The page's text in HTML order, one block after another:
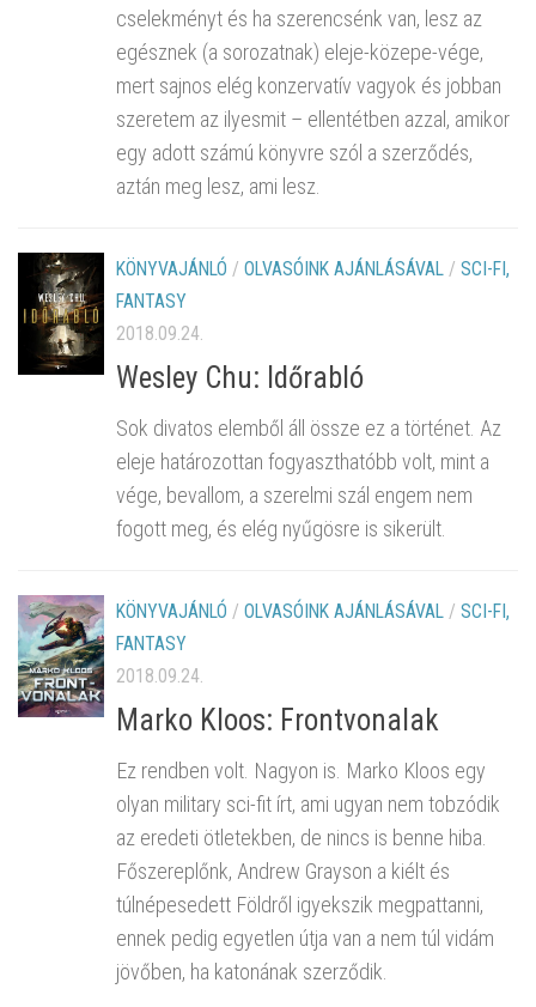
cselekményt és ha szerencsénk van, lesz az
egésznek (a sorozatnak) eleje-közepe-vége,
mert sajnos elég konzervatív vagyok és jobban
szeretem az ilyesmit – ellentétben azzal, amikor
egy adott számú könyvre szól a szerződés,
aztán meg lesz, ami lesz.
KÖNYVAJÁNLÓ / OLVASÓINK AJÁNLÁSÁVAL / SCI-FI,
FANTASY
2018.09.24.
Wesley Chu: Időrabló
Sok divatos elemből áll össze ez a történet. Az
eleje határozottan fogyaszthatóbb volt, mint a
vége, bevallom, a szerelmi szál engem nem
fogott meg, és elég nyűgösre is sikerült.
KÖNYVAJÁNLÓ / OLVASÓINK AJÁNLÁSÁVAL / SCI-FI,
FANTASY
2018.09.24.
Marko Kloos: Frontvonalak
Ez rendben volt. Nagyon is. Marko Kloos egy
olyan military sci-fit írt, ami ugyan nem tobzódik
az eredeti ötletekben, de nincs is benne hiba.
Főszereplőnk, Andrew Grayson a kiélt és
túlnépesedett Földről igyekszik megpattanni,
ennek pedig egyetlen útja van a nem túl vidám
jövőben, ha katonának szerződik.